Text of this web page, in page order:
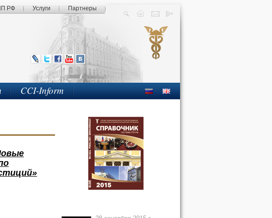
РФ Услуги Партнеры
CCI-Inform